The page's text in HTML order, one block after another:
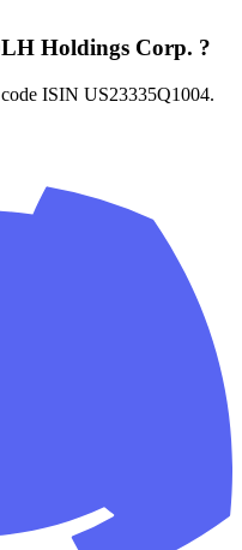
Holdings Corp. ?
ISIN US23335Q1004.